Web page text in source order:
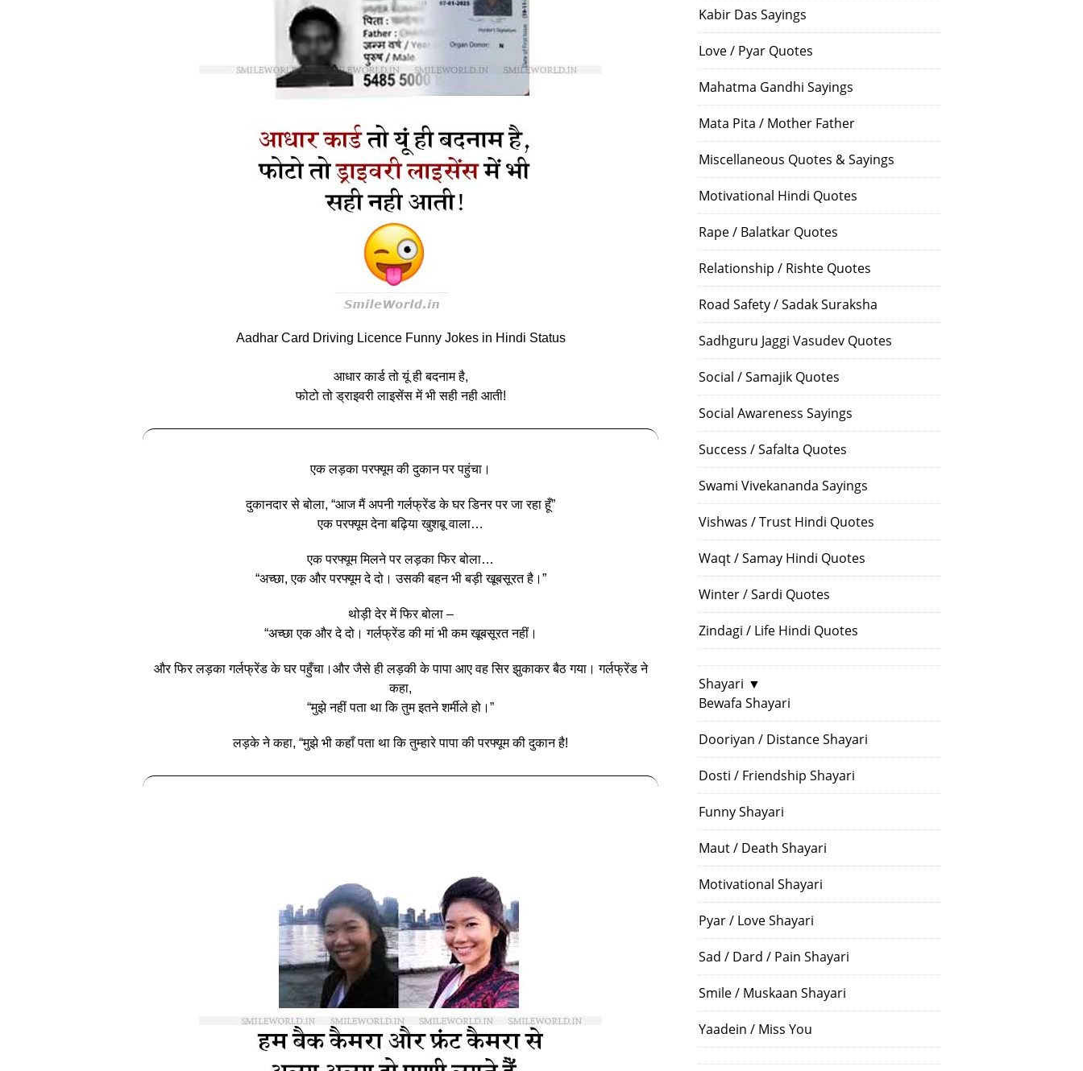
Aadhar Card Driving Licence Funny Jokes in Hindi Status
आधार कार्ड तो यूं ही बदनाम है,
फोटो तो ड्राइवरी लाइसेंस में भी सही नही आती!
एक लड़का परफ्यूम की दुकान पर पहुंचा।
दुकानदार से बोला, “आज मैं अपनी गर्लफ्रेंड के घर डिनर पर जा रहा हूँ”
एक परफ्यूम देना बढ़िया खुशबू वाला…
एक परफ्यूम मिलने पर लड़का फिर बोला…
“अच्छा, एक और परफ्यूम दे दो। उसकी बहन भी बड़ी खूबसूरत है।”
थोड़ी देर में फिर बोला –
“अच्छा एक और दे दो। गर्लफ्रेंड की मां भी कम खूबसूरत नहीं।
और फिर लड़का गर्लफ्रेंड के घर पहुँचा।और जैसे ही लड़की के पापा आए वह सिर झुकाकर बैठ गया। गर्लफ्रेंड ने
कहा,
“मुझे नहीं पता था कि तुम इतने शर्मीले हो।”
लड़के ने कहा, “मुझे भी कहाँ पता था कि तुम्हारे पापा की परफ्यूम की दुकान है!
Kabir Das Sayings
Love / Pyar Quotes
Mahatma Gandhi Sayings
Mata Pita / Mother Father
Miscellaneous Quotes & Sayings
Motivational Hindi Quotes
Rape / Balatkar Quotes
Relationship / Rishte Quotes
Road Safety / Sadak Suraksha
Sadhguru Jaggi Vasudev Quotes
Social / Samajik Quotes
Social Awareness Sayings
Success / Safalta Quotes
Swami Vivekananda Sayings
Vishwas / Trust Hindi Quotes
Waqt / Samay Hindi Quotes
Winter / Sardi Quotes
Zindagi / Life Hindi Quotes
Shayari ▼
Bewafa Shayari
Dooriyan / Distance Shayari
Dosti / Friendship Shayari
Funny Shayari
Maut / Death Shayari
Motivational Shayari
Pyar / Love Shayari
Sad / Dard / Pain Shayari
Smile / Muskaan Shayari
Yaadein / Miss You